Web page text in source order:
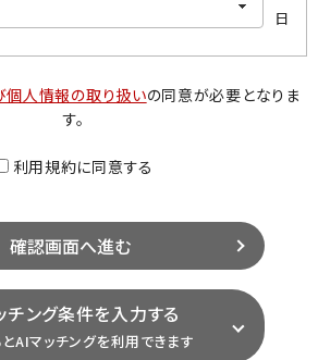
日
人情報の取り扱いの同意が必要となりま
す。
利用規約に同意する
チング条件を入力する
AIマッチングを利用できます